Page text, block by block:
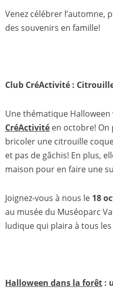
Venez célébrer
des souvenirs en famille!
Club CréActivité :
Une thématique
CréActivité en octobre! On
bricoler une citrouille
et pas de gâchis! En plus,
maison pour en faire une
Joignez-vous à nous le 18
au musée du Muséoparc
ludique qui plaira à tous
Halloween dans la forêt :